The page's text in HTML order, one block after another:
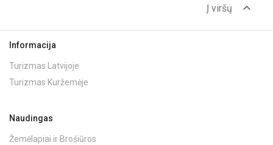
Į viršų expand_less
Informacija
Turizmas Latvijoje
Turizmas Kuržemėje
Naudingas
Žemėlapiai ir Brošiūros